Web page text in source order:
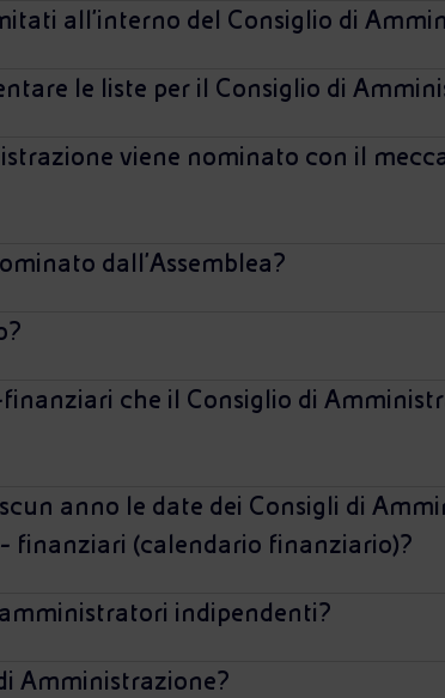
all'interno del Consiglio di
le liste per il Consiglio di
viene nominato con il
dall'Assemblea?
che il Consiglio di
anno le date dei Consigli di
finanziari (calendario finanziario)?
indipendenti?
Amministrazione?